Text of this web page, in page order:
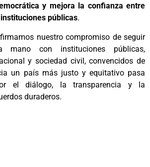
y mejora la confianza entre
públicas.
nuestro compromiso de seguir
mano con instituciones públicas,
y sociedad civil, convencidos de
un país más justo y equitativo pasa
el diálogo, la transparencia y la
duraderos.